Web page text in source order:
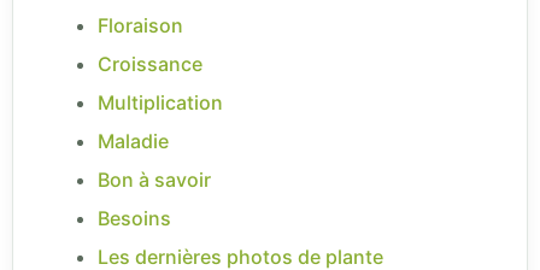
Floraison
Croissance
Multiplication
Maladie
Bon à savoir
Besoins
Les dernières photos de plante